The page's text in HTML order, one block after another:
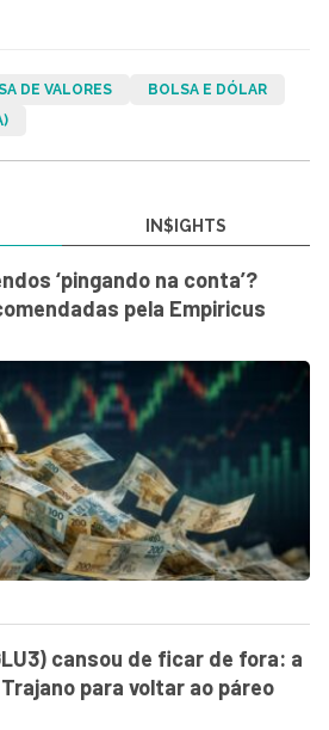
DE VALORES
BOLSA E DÓLAR
IN$IGHTS
‘pingando na conta’?
pela Empiricus
cansou de ficar de fora: a
para voltar ao páreo